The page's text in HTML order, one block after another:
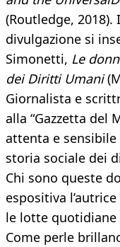
(Routledge,
divulgazione si
Simonetti, Le
dei Diritti Umani
Giornalista e
alla “Gazzetta del
attenta e
storia sociale dei
Chi sono queste
espositiva
le lotte quotidiane
Come perle